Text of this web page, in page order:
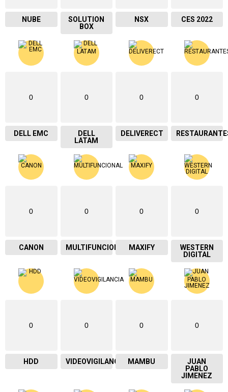
NUBE
SOLUTION
BOX
NSX CES 2022
0
DELL EMC
0
DELL
LATAM
0
DELIVERECT
0
0
CANON
0
MULTIFUNCIONAL
0
MAXIFY
0
WESTERN
DIGITAL
0
HDD
0
VIDEOVIGILANCIA
0
MAMBU
0
JUAN
PABLO
JIMENEZ